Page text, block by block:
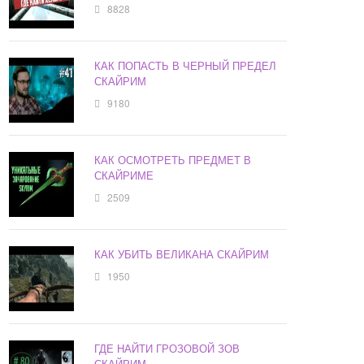
8828
КАК ПОПАСТЬ В ЧЕРНЫЙ ПРЕДЕЛ
СКАЙРИМ
9180
КАК ОСМОТРЕТЬ ПРЕДМЕТ В
СКАЙРИМЕ
2509
КАК УБИТЬ ВЕЛИКАНА СКАЙРИМ
1950
ГДЕ НАЙТИ ГРОЗОВОЙ ЗОВ